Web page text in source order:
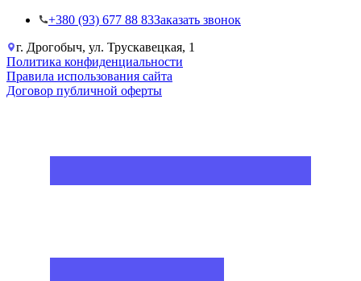
+38‎0 (93) 677 88 83Заказать звонок
г. Дрогобыч, ул. Трускавецкая, 1
Политика конфиденциальности
Правила использования сайта
Договор публичной оферты